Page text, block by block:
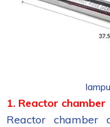
1. Reactor chamber
Reactor chamber